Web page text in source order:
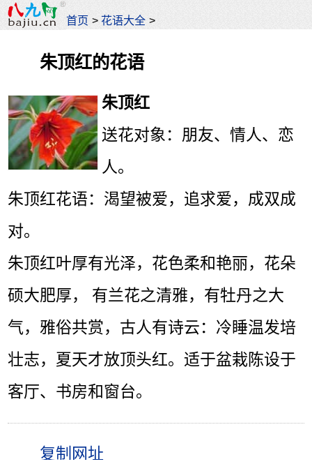
首页 > 花语大全 >
朱顶红的花语
朱顶红
送花对象：朋友、情人、恋
人。
朱顶红花语：渴望被爱，追求爱，成双成
对。
朱顶红叶厚有光泽，花色柔和艳丽，花朵
硕大肥厚， 有兰花之清雅，有牡丹之大
气，雅俗共赏，古人有诗云：冷睡温发培
壮志，夏天才放顶头红。适于盆栽陈设于
客厅、书房和窗台。